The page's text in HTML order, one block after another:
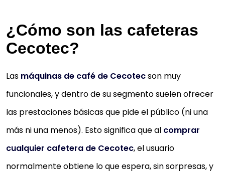
¿Cómo son las cafeteras
Cecotec?
Las máquinas de café de Cecotecson muy
funcionales, y dentro de su segmento suelen ofrecer
las prestaciones básicas que pide el público (ni una
más ni una menos). Esto significa que al comprar
cualquier cafetera de Cecotec, el usuario
normalmente obtiene lo que espera, sin sorpresas, y